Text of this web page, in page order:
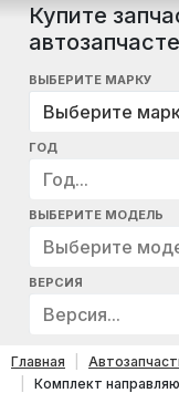
Купите
ВЫБЕРИТЕ МАРКУ
Выберите
ГОД
Год...
ВЫБЕРИТЕ МОДЕЛЬ
Выберите
ВЕРСИЯ
Версия...
Главная
Комплект